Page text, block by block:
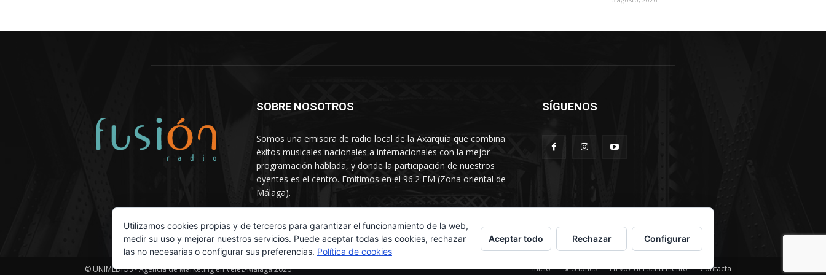
SOBRE NOSOTROS
Somos una emisora de radio local de la Axarquía que combina
éxitos musicales nacionales a internacionales con la mejor
programación hablada, y donde la participación de nuestros
oyentes es el centro. Emitimos en el 96.2 FM (Zona oriental de
Málaga).
SÍGUENOS
© UNIMEDIOS - Agencia de Marketing en Vélez-Málaga 2026 Inicio Secciones La voz del sentimiento Contacta
Utilizamos cookies propias y de terceros para garantizar el funcionamiento de la web,
medir su uso y mejorar nuestros servicios. Puede aceptar todas las cookies, rechazar
las no necesarias o configurar sus preferencias. Política de cookies
Aceptar todo Rechazar Configurar